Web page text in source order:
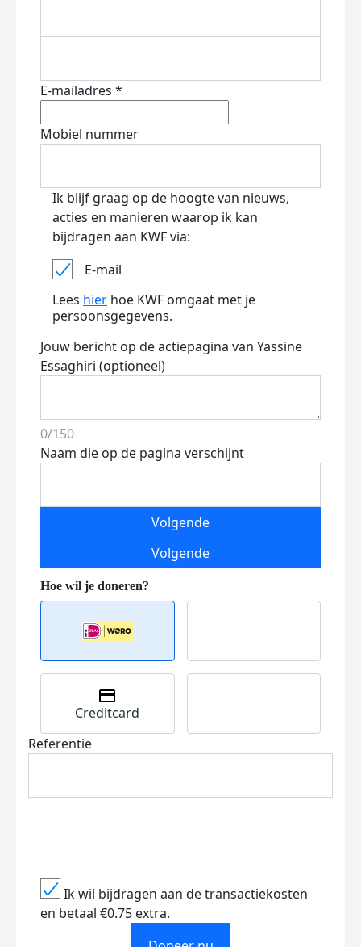
E-mailadres *
Mobiel nummer
Ik blijf graag op de hoogte van nieuws,
acties en manieren waarop ik kan
bijdragen aan KWF via:
E-mail
Lees hier hoe KWF omgaat met je
persoonsgegevens.
Jouw bericht op de actiepagina van Yassine
Essaghiri (optioneel)
0/150
Naam die op de pagina verschijnt
Volgende
Volgende
Creditcard
Referentie
Ik wil bijdragen aan de transactiekosten
en betaal €0.75 extra.